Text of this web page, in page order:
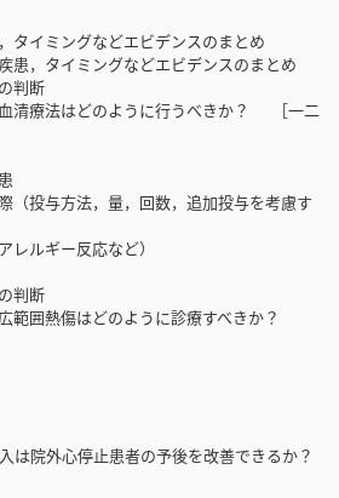
ミングなどエビデンスのまとめ
タイミングなどエビデンスのまとめ
判断
清療法はどのように行うべきか？ ［一二
与方法，量，回数，追加投与を考慮す
ルギー反応など）
判断
囲熱傷はどのように診療すべきか？
院外心停止患者の予後を改善できるか？